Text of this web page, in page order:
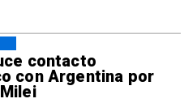
contacto
con Argentina por